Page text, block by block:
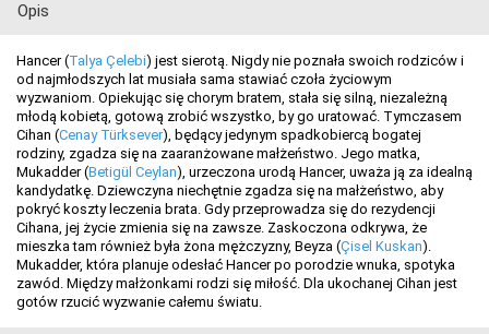
Opis
Hancer (Talya Çelebi) jest sierotą. Nigdy nie poznała swoich rodziców i
od najmłodszych lat musiała sama stawiać czoła życiowym
wyzwaniom. Opiekując się chorym bratem, stała się silną, niezależną
młodą kobietą, gotową zrobić wszystko, by go uratować. Tymczasem
Cihan (Cenay Türksever), będący jedynym spadkobiercą bogatej
rodziny, zgadza się na zaaranżowane małżeństwo. Jego matka,
Mukadder (Betigül Ceylan), urzeczona urodą Hancer, uważa ją za idealną
kandydatkę. Dziewczyna niechętnie zgadza się na małżeństwo, aby
pokryć koszty leczenia brata. Gdy przeprowadza się do rezydencji
Cihana, jej życie zmienia się na zawsze. Zaskoczona odkrywa, że
mieszka tam również była żona mężczyzny, Beyza (Çisel Kuskan).
Mukadder, która planuje odesłać Hancer po porodzie wnuka, spotyka
zawód. Między małżonkami rodzi się miłość. Dla ukochanej Cihan jest
gotów rzucić wyzwanie całemu światu.